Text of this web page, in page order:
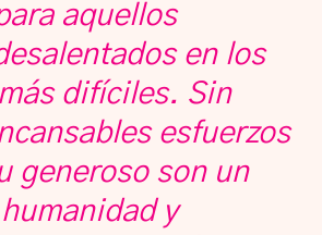
aquellos
en los
difíciles. Sin
esfuerzos
generoso son un
y